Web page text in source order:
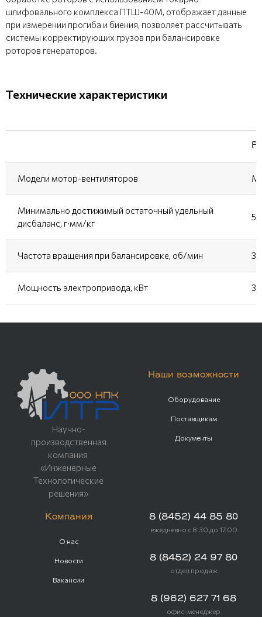
шлифовального комплекса ПТШ-40М, отображает данные
при измерении прогиба и биения, позволяет рассчитывать
системы корректирующих грузов при балансировке
роторов генераторов.
Технические характеристики
Модели мотор-вентиляторов
Минимально достижимый остаточный удельный
дисбаланс, г·мм/кг
Частота вращения при балансировке, об/мин
Мощность электропривода, кВт 37
Научно-
производственная
компания
«Инженерные
Технологические
решения»
Наши возможности
Оборудование
Поставщикам
Документы
Компания
О нас
Новости
Вакансии
8 (8452) 44 85 80
ежедневно с 8.30 до 17.00
8 (8452) 24 97 80
отдел продаж
8 (962) 627 71 68
офис-менеджер